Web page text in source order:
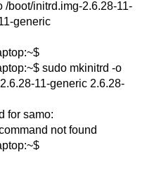
/boot/initrd.img-2.6.28-11-
generic
sudo mkinitrd -o
11-generic 2.6.28-
for samo:
not found